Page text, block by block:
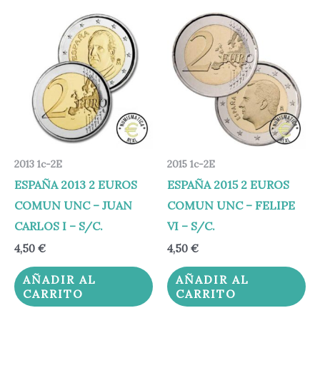
2013 1c-2E
ESPAÑA 2013 2 EUROS
COMUN UNC – JUAN
CARLOS I – S/C.
4,50 €
AÑADIR AL
CARRITO
2015 1c-2E
ESPAÑA 2015 2 EUROS
COMUN UNC – FELIPE
VI – S/C.
4,50 €
AÑADIR AL
CARRITO